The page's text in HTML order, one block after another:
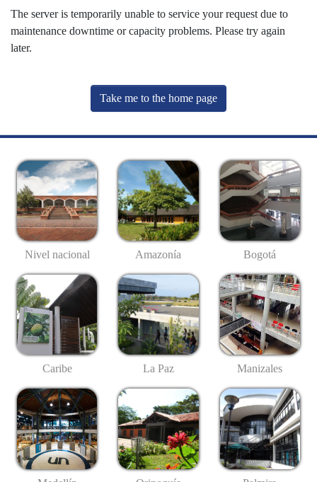
The server is temporarily unable to service your request due to
maintenance downtime or capacity problems. Please try again
later.
Take me to the home page
Nivel nacional Amazonía Bogotá
Caribe La Paz Manizales